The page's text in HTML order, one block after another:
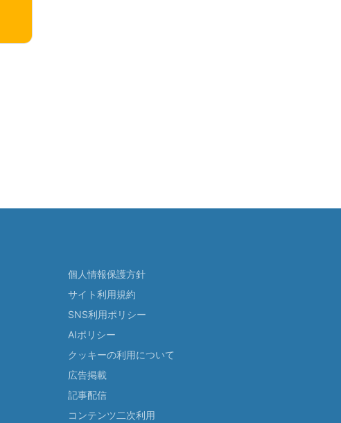
個人情報保護方針
サイト利用規約
SNS利用ポリシー
AIポリシー
クッキーの利用について
広告掲載
記事配信
コンテンツ二次利用